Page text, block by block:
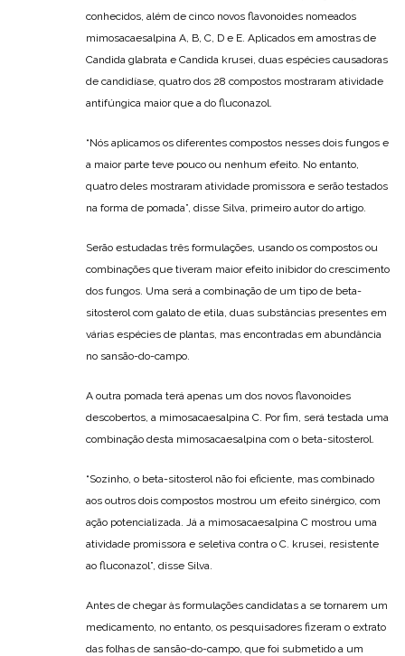
conhecidos, além de cinco novos flavonoides nomeados
mimosacaesalpina A, B, C, D e E. Aplicados em amostras de
Candida glabrata e Candida krusei, duas espécies causadoras
de candidíase, quatro dos 28 compostos mostraram atividade
antifúngica maior que a do fluconazol.
“Nós aplicamos os diferentes compostos nesses dois fungos e
a maior parte teve pouco ou nenhum efeito. No entanto,
quatro deles mostraram atividade promissora e serão testados
na forma de pomada”, disse Silva, primeiro autor do artigo.
Serão estudadas três formulações, usando os compostos ou
combinações que tiveram maior efeito inibidor do crescimento
dos fungos. Uma será a combinação de um tipo de beta-
sitosterol com galato de etila, duas substâncias presentes em
várias espécies de plantas, mas encontradas em abundância
no sansão-do-campo.
A outra pomada terá apenas um dos novos flavonoides
descobertos, a mimosacaesalpina C. Por fim, será testada uma
combinação desta mimosacaesalpina com o beta-sitosterol.
“Sozinho, o beta-sitosterol não foi eficiente, mas combinado
aos outros dois compostos mostrou um efeito sinérgico, com
ação potencializada. Já a mimosacaesalpina C mostrou uma
atividade promissora e seletiva contra o C. krusei, resistente
ao fluconazol”, disse Silva.
Antes de chegar às formulações candidatas a se tornarem um
medicamento, no entanto, os pesquisadores fizeram o extrato
das folhas de sansão-do-campo, que foi submetido a um